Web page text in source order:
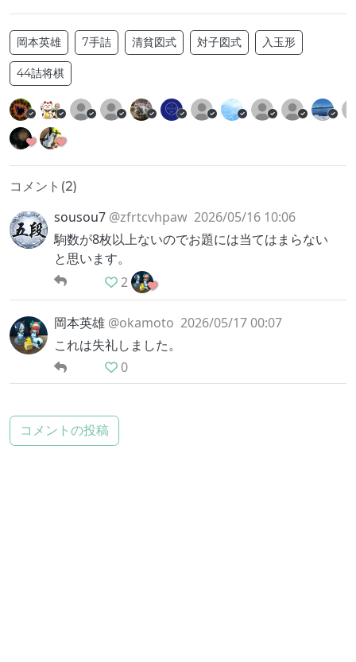
岡本英雄 7手詰 清貧図式 対子図式 入玉形
44詰将棋
コメント(2)
sousou7 @zfrtcvhpaw 2026/05/16 10:06
駒数が8枚以上ないのでお題には当てはまらない
と思います。
2
岡本英雄 @okamoto 2026/05/17 00:07
これは失礼しました。
0
コメントの投稿